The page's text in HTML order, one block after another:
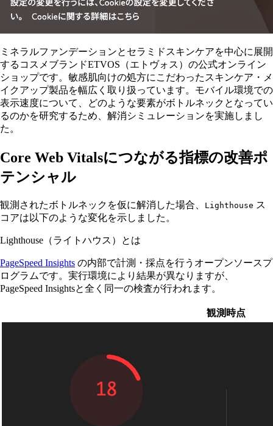
ミネラルファンデーションとセラミドスキンケアを中心に展開
するコスメブランドETVOS（エトヴォス）の公式オンライン
ショップです。敏感肌向けの処方にこだわったスキンケア・メ
イクアップ製品を幅広く取り扱っています。モバイル環境での
表示速度について、どのような要素がボトルネックとなってい
るのかを研究するため、解消シミュレーションを実施しまし
た。
Core Web Vitalsにつながる指標の改善ポ
テンシャル
観測されたボトルネックを仮に解消した場合、 Lighthouse ス
コアは以下のような変化を示しました。
Lighthouse（ライトハウス）とは
PageSpeed Insights の内部で計測・採点を行うオープンソースプ
ログラムです。実行環境により結果が異なりますが、
PageSpeed Insightsと全く同一の検査が行われます。
観測時点